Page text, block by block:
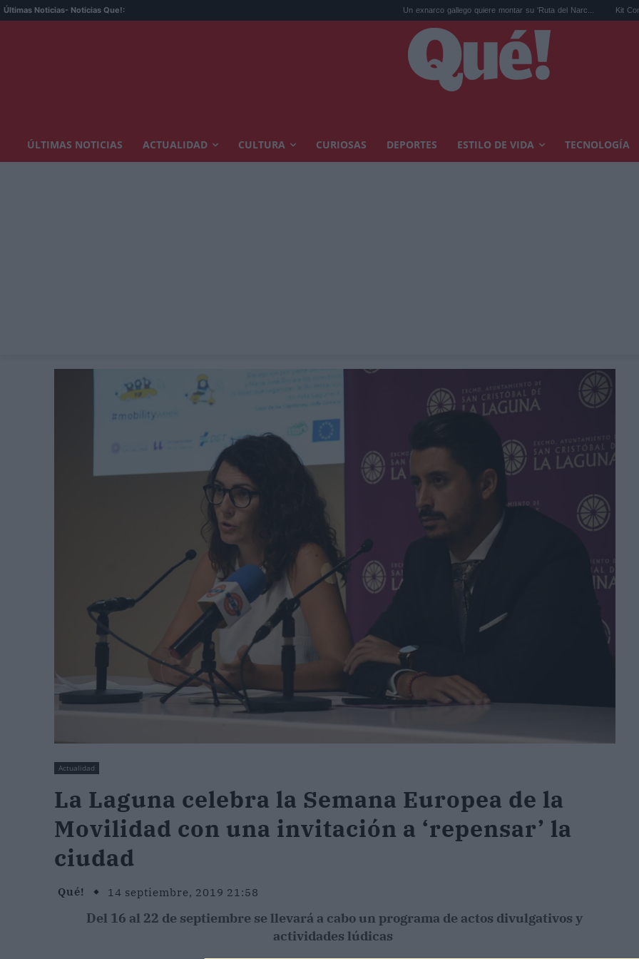
Últimas Noticias- Noticias Que!: Un exnarco gallego quiere montar su 'Ruta del Narc... Kit Connor será
ÚLTIMAS NOTICIAS ACTUALIDAD CULTURA CURIOSAS DEPORTES ESTILO DE VIDA TECNOLOGÍA
Actualidad
La Laguna celebra la Semana Europea de la
Movilidad con una invitación a ‘repensar’ la
ciudad
Qué! 14 septiembre, 2019 21:58
Del 16 al 22 de septiembre se llevará a cabo un programa de actos divulgativos y
actividades lúdicas